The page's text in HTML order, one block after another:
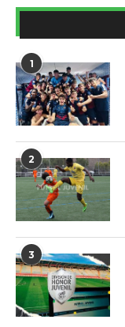
1
2
3